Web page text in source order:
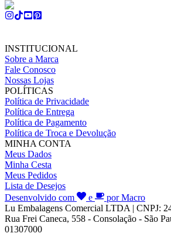
INSTITUCIONAL
Sobre a Marca
Fale Conosco
Nossas Lojas
POLÍTICAS
Política de Privacidade
Política de Entrega
Política de Pagamento
Política de Troca e Devolução
MINHA CONTA
Meus Dados
Minha Cesta
Meus Pedidos
Lista de Desejos
Desenvolvido com
e
por Macro
Lu Embalagens Comercial LTDA | CNPJ:
Rua Frei Caneca, 558 - Consolação - São
01307000